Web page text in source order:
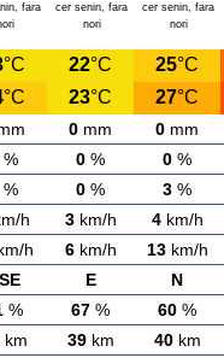
fara
cer senin, fara
nori
cer senin, fara
nori
°C 22°C 25°C
°C 23°C 27°C
0 mm 0 mm
% 0 % 0 %
% 0 % 3 %
h 3km/h 4km/h
h 6km/h 13km/h
E N
% 67 % 60 %
km 39km 40km